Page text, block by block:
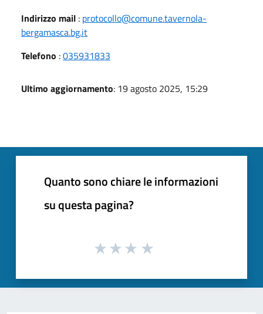
Indirizzo mail : protocollo@comune.tavernola-
bergamasca.bg.it
Telefono :035931833
Ultimo aggiornamento: 19 agosto 2025, 15:29
Quanto sono chiare le informazioni
su questa pagina?